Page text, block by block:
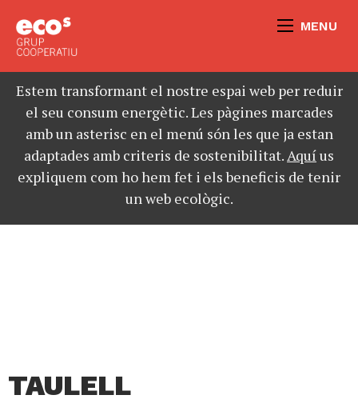
MENU
Estem transformant el nostre espai web per reduir
el seu consum energètic. Les pàgines marcades
amb un asterisc en el menú són les que ja estan
adaptades amb criteris de sostenibilitat.Aquíus
expliquem com ho hem fet i els beneficis de tenir
un web ecològic.
TAULELL